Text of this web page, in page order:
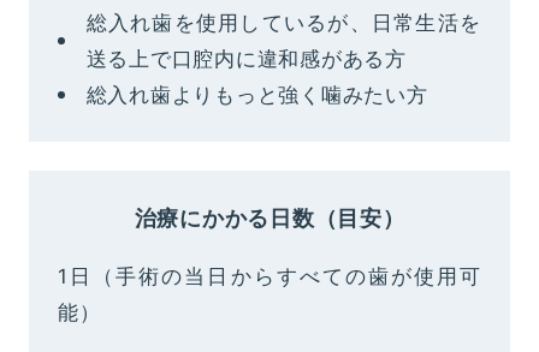
総入れ歯を使用しているが、日常生活を
送る上で口腔内に違和感がある方
総入れ歯よりもっと強く噛みたい方
治療にかかる日数（目安）
1日（手術の当日からすべての歯が使用可
能）